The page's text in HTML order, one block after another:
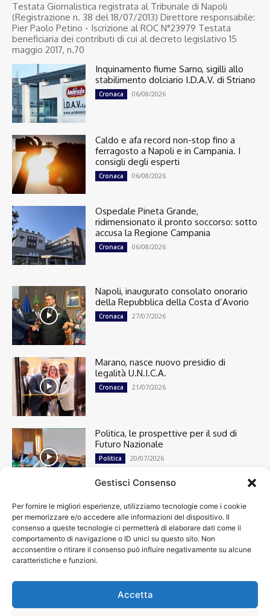
Gestisci Consenso
Per fornire le migliori esperienze, utilizziamo tecnologie come i cookie
per memorizzare e/o accedere alle informazioni del dispositivo. Il
consenso a queste tecnologie ci permetterà di elaborare dati come il
comportamento di navigazione o ID unici su questo sito. Non
acconsentire o ritirare il consenso può influire negativamente su alcune
caratteristiche e funzioni.
Accetta
Testata Giornalistica registrata al Tribunale di Napoli
(Registrazione n. 38 del 18/07/2013) Direttore responsabile:
Pier Paolo Petino - Iscrizione al ROC N°23979 Testata
beneficiaria dei contributi di cui al decreto legislativo 15
maggio 2017, n.70
Inquinamento fiume Sarno, sigilli allo
stabilimento dolciario I.D.A.V. di Striano
Cronaca 06/08/2026
Caldo e afa record non-stop fino a
ferragosto a Napoli e in Campania. I
consigli degli esperti
Cronaca 06/08/2026
Ospedale Pineta Grande,
ridimensionato il pronto soccorso: sotto
accusa la Regione Campania
Cronaca 06/08/2026
Napoli, inaugurato consolato onorario
della Repubblica della Costa d’Avorio
Cronaca 27/07/2026
Marano, nasce nuovo presidio di
legalità U.N.I.C.A.
Cronaca 21/07/2026
Politica, le prospettive per il sud di
Futuro Nazionale
Politica 20/07/2026
Cronaca
13492
Attualità
7299
top
News
4208
Cultura
Economia